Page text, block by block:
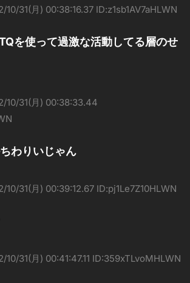
10/31(月) 00:38:16.37 ID:z1sb1AV7aHLWN
を使って過激な活動してる層のせ
10/31(月) 00:38:33.44
わりいじゃん
10/31(月) 00:39:12.67 ID:pj1Le7Z10HLWN
10/31(月) 00:41:47.11 ID:359xTLvoMHLWN